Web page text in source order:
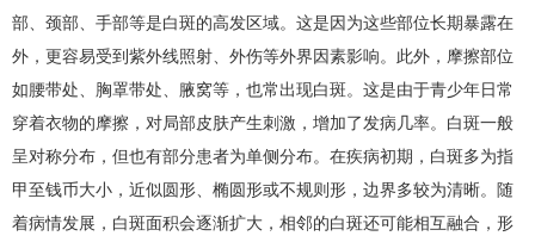
部、颈部、手部等是白斑的高发区域。这是因为这些部位长期暴露在
外，更容易受到紫外线照射、外伤等外界因素影响。此外，摩擦部位
如腰带处、胸罩带处、腋窝等，也常出现白斑。这是由于青少年日常
穿着衣物的摩擦，对局部皮肤产生刺激，增加了发病几率。白斑一般
呈对称分布，但也有部分患者为单侧分布。在疾病初期，白斑多为指
甲至钱币大小，近似圆形、椭圆形或不规则形，边界多较为清晰。随
着病情发展，白斑面积会逐渐扩大，相邻的白斑还可能相互融合，形